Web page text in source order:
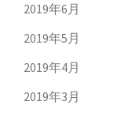
2019年6月
2019年5月
2019年4月
2019年3月